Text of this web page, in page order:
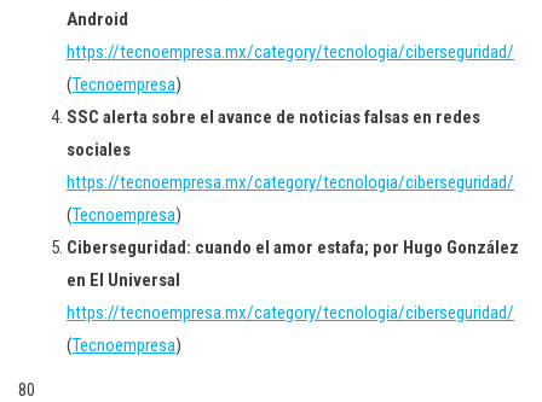
Android
https://tecnoempresa.mx/category/tecnologia/ciberseguridad/
(Tecnoempresa)
SSC alerta sobre el avance de noticias falsas en redes
sociales
https://tecnoempresa.mx/category/tecnologia/ciberseguridad/
(Tecnoempresa)
Ciberseguridad: cuando el amor estafa; por Hugo González
en El Universal
https://tecnoempresa.mx/category/tecnologia/ciberseguridad/
(Tecnoempresa)
80